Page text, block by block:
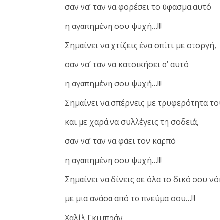
σαν να’ ταν να φορέσει το ύφασμα αυτό
η αγαπημένη σου ψυχή…!!!
Σημαίνει να χτίζεις ένα σπίτι με στοργή,
σαν να’ ταν να κατοικήσει σ’ αυτό
η αγαπημένη σου ψυχή…!!!
Σημαίνει να σπέρνεις με τρυφερότητα
και με χαρά να συλλέγεις τη σοδειά,
σαν να’ ταν να φάει τον καρπό
η αγαπημένη σου ψυχή…!!!
Σημαίνει να δίνεις σε όλα το δικό σου
με μια ανάσα από το πνεύμα σου…!!!
Χαλίλ Γκιμπράν